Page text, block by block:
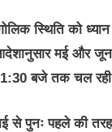
स्थिति को
मई और जून
1:30 बजे तक चल
से पुनः पहले की